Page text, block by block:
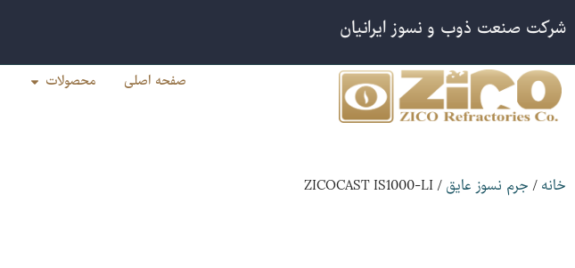
شرکت صنعت ذوب و نسوز ایرانیان
صفحه اصلی محصولات
خانه / جرم نسوز عایق / ZICOCAST IS1000-LI